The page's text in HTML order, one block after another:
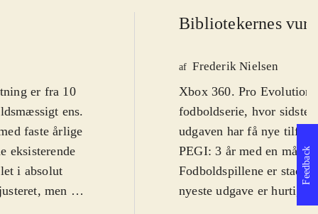
er fra 10
ens.
faste årlige
eksisterende
i absolut
men det
Bibliotekernes
af Frederik Nielsen
Xbox 360. Pro Evolution
fodboldserie, hvor sidste
udgaven har få nye
PEGI: 3 år med en
Fodboldspillene er
nyeste udgave er
Feedback